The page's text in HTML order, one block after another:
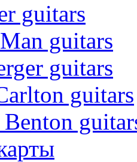
guitars
guitars
guitars
guitars